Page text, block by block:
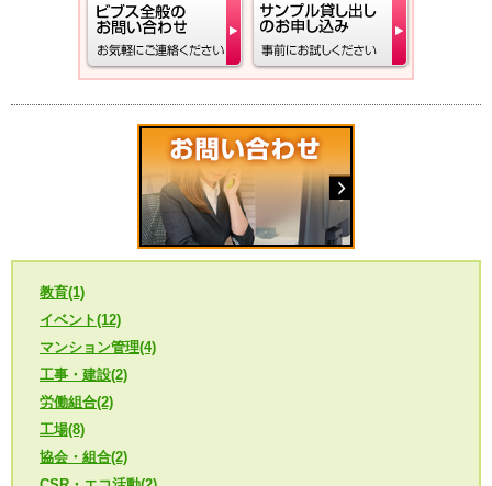
教育(1)
イベント(12)
マンション管理(4)
工事・建設(2)
労働組合(2)
工場(8)
協会・組合(2)